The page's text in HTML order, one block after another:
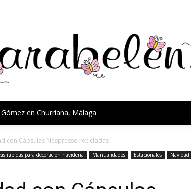
en Churriana, Málaga
con Cápsulas Nespresso recicladas
rápidas para decoración navideña Manualidades Estacionales
Navidad